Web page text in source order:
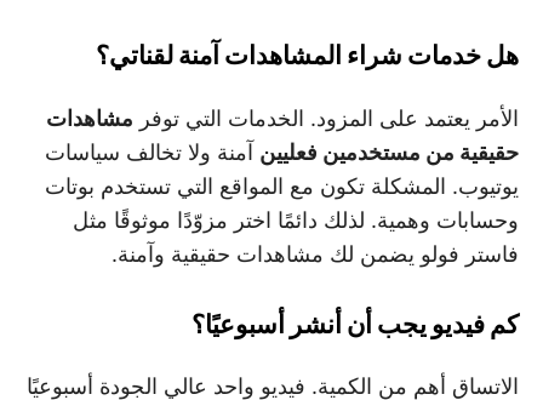
هل خدمات شراء المشاهدات آمنة لقناتي؟
الأمر يعتمد على المزود. الخدمات التي توفر مشاهدات
حقيقية من مستخدمين فعليين آمنة ولا تخالف سياسات
يوتيوب. المشكلة تكون مع المواقع التي تستخدم بوتات
وحسابات وهمية. لذلك دائمًا اختر مزوّدًا موثوقًا مثل
فاستر فولو يضمن لك مشاهدات حقيقية وآمنة.
كم فيديو يجب أن أنشر أسبوعيًا؟
الاتساق أهم من الكمية. فيديو واحد عالي الجودة أسبوعيًا